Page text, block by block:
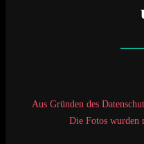
Aus Gründen des
Die Fotos